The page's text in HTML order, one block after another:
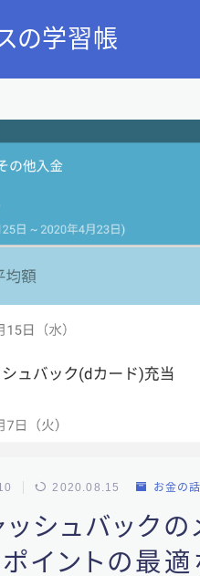
の学習帳
2020.08.15 お金の話
シュバックの
イントの最